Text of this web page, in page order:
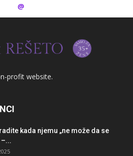
@
profit website.
kada njemu „ne može da se